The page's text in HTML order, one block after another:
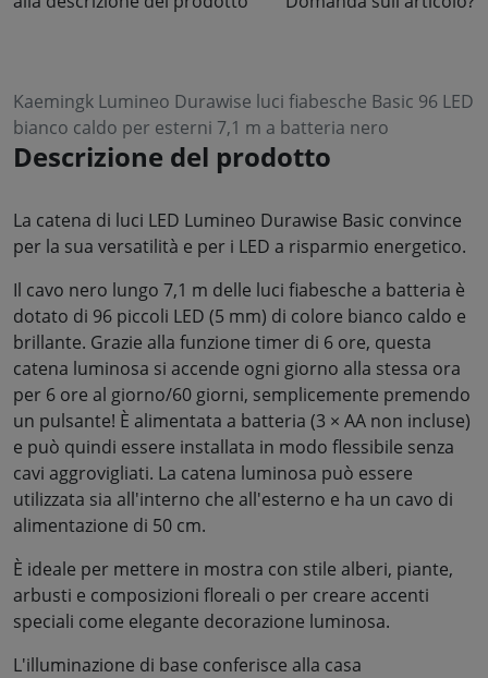
Kaemingk Lumineo Durawise luci fiabesche Basic 96 LED
bianco caldo per esterni 7,1 m a batteria nero
Descrizione del prodotto
La catena di luci LED Lumineo Durawise Basic convince
per la sua versatilità e per i LED a risparmio energetico.
Il cavo nero lungo 7,1 m delle luci fiabesche a batteria è
dotato di 96 piccoli LED (5 mm) di colore bianco caldo e
brillante. Grazie alla funzione timer di 6 ore, questa
catena luminosa si accende ogni giorno alla stessa ora
per 6 ore al giorno/60 giorni, semplicemente premendo
un pulsante! È alimentata a batteria (3 × AA non incluse)
e può quindi essere installata in modo flessibile senza
cavi aggrovigliati. La catena luminosa può essere
utilizzata sia all'interno che all'esterno e ha un cavo di
alimentazione di 50 cm.
È ideale per mettere in mostra con stile alberi, piante,
arbusti e composizioni floreali o per creare accenti
speciali come elegante decorazione luminosa.
L'illuminazione di base conferisce alla casa